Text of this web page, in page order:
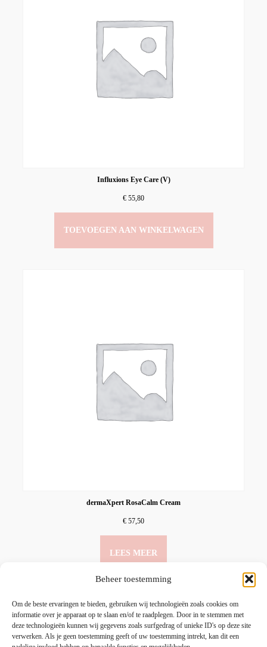
Beheer toestemming
Om de beste ervaringen te bieden, gebruiken wij technologieën zoals cookies om
informatie over je apparaat op te slaan en/of te raadplegen. Door in te stemmen met
deze technologieën kunnen wij gegevens zoals surfgedrag of unieke ID's op deze site
verwerken. Als je geen toestemming geeft of uw toestemming intrekt, kan dit een
Influxions Eye Care (V)
€ 55,80
TOEVOEGEN AAN WINKELWAGEN
dermaXpert RosaCalm Cream
€ 57,50
LEES MEER